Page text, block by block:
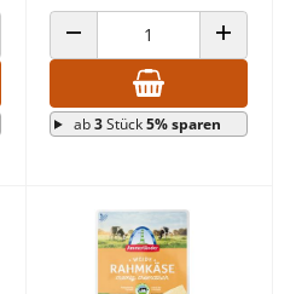
ERHÖHENANZAHL VERRINGERN ANZAHL
ab3Stück5% sparen